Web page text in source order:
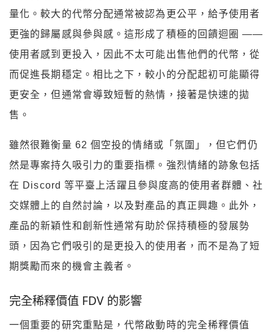
量化。較大的代幣分配通常被認為更公平，給予使用者
更強的歸屬感與參與感。這形成了積極的回饋迴圈 ——
使用者感到更投入，因此不太可能出售他們的代幣，從
而促進長期穩定。相比之下，較小的分配起初可能顯得
更安全，但通常會導致短暫的熱情，接著是快速的拋
售。
雖然很難衡量 62 個空投的情緒或「氛圍」，但它們仍
然是專案持久吸引力的重要指標。強烈情緒的跡象包括
在 Discord 等平臺上活躍且參與度高的使用者群體、社
交媒體上的自然討論，以及對產品的真正興趣。此外，
產品的新穎性和創新性通常有助於保持積極的發展勢
頭，因為它們吸引的是更投入的使用者，而不是為了短
期獎勵而來的機會主義者。
完全稀釋價值 FDV 的影響
一個重要的研究重點是，代幣啟動時的完全稀釋價值